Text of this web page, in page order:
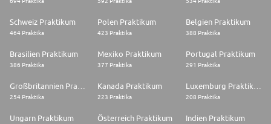
Schweiz Praktikum
464 Praktika
Polen Praktikum
423 Praktika
Belgien Praktikum
388 Praktika
Brasilien Praktikum
386 Praktika
Mexiko Praktikum
377 Praktika
Portugal Praktikum
291 Praktika
254 Praktika
Kanada Praktikum
223 Praktika 208 Praktika
Ungarn Praktikum Österreich Praktikum Indien Praktikum